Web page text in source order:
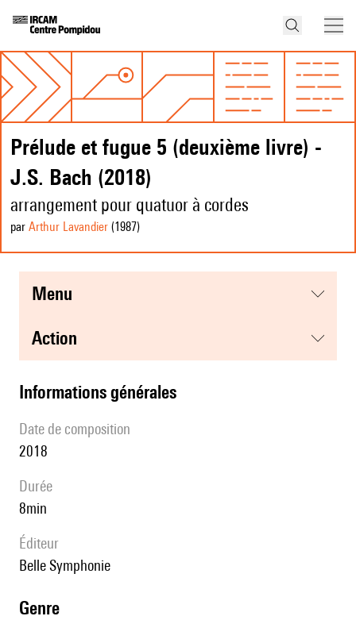
Prélude et fugue 5 (deuxième livre) -
J.S. Bach (2018)
arrangement pour quatuor à cordes
par Arthur Lavandier (1987)
menu
action
informations générales
date de composition
2018
durée
8min
éditeur
Belle Symphonie
genre